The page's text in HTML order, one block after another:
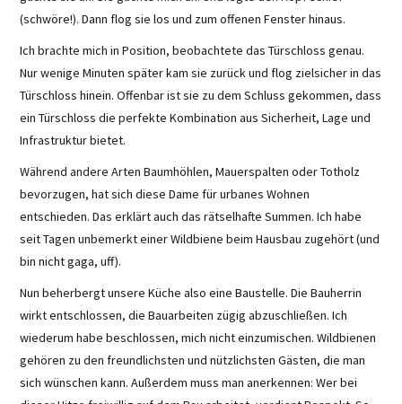
(schwöre!). Dann flog sie los und zum offenen Fenster hinaus.
Ich brachte mich in Position, beobachtete das Türschloss genau.
Nur wenige Minuten später kam sie zurück und flog zielsicher in das
Türschloss hinein. Offenbar ist sie zu dem Schluss gekommen, dass
ein Türschloss die perfekte Kombination aus Sicherheit, Lage und
Infrastruktur bietet.
Während andere Arten Baumhöhlen, Mauerspalten oder Totholz
bevorzugen, hat sich diese Dame für urbanes Wohnen
entschieden. Das erklärt auch das rätselhafte Summen. Ich habe
seit Tagen unbemerkt einer Wildbiene beim Hausbau zugehört (und
bin nicht gaga, uff).
Nun beherbergt unsere Küche also eine Baustelle. Die Bauherrin
wirkt entschlossen, die Bauarbeiten zügig abzuschließen. Ich
wiederum habe beschlossen, mich nicht einzumischen. Wildbienen
gehören zu den freundlichsten und nützlichsten Gästen, die man
sich wünschen kann. Außerdem muss man anerkennen: Wer bei